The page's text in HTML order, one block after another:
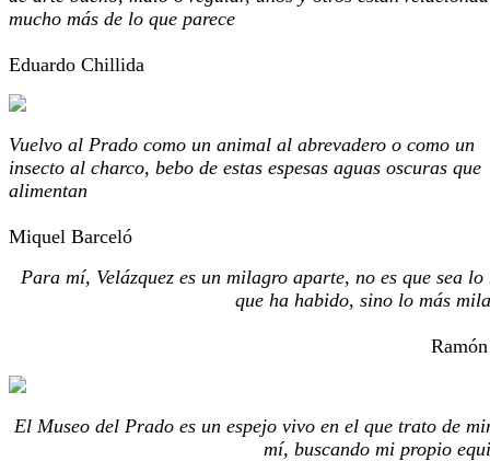
mucho más de lo que parece
Eduardo Chillida
Vuelvo al Prado como un animal al abrevadero o como un
insecto al charco, bebo de estas espesas aguas oscuras que
alimentan
Miquel Barceló
Para mí, Velázquez es un milagro aparte, no es que sea lo
que ha habido, sino lo más
El Museo del Prado es un espejo vivo en el que trato de
mí, buscando mi propio